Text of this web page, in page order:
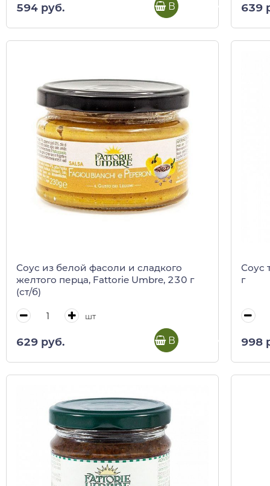
594 руб. В корзину 639
Соус из белой фасоли и сладкого
желтого перца, Fattorie Umbre, 230 г
(ст/б)
шт
629 руб. В корзину
Соус
г
998